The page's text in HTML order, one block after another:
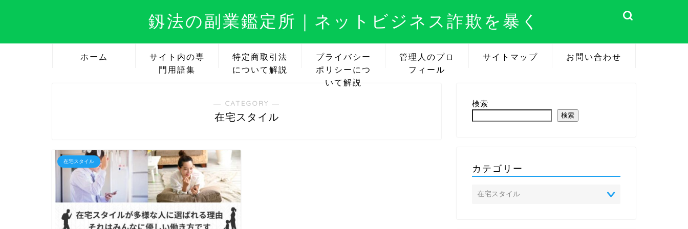
釼法の副業鑑定所｜ネットビジネス詐欺を暴く
ホーム
サイト内の専
門用語集
特定商取引法
について解説
プライバシー
ポリシーにつ
いて解説
管理人のプロ
フィール
サイトマップ お問い合わせ
― CATEGORY ―
在宅スタイル
在宅スタイル
検索
検索
カテゴリー